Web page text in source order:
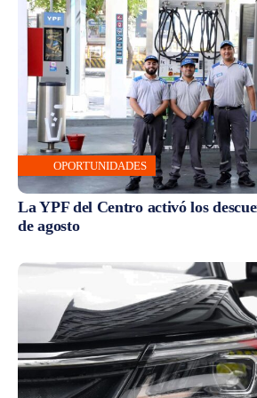
OPORTUNIDADES
La YPF del Centro activó los
de agosto